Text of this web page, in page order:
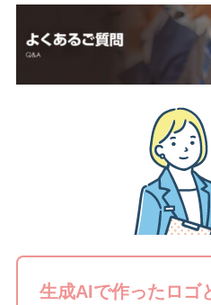
生成AIで作ったロゴ